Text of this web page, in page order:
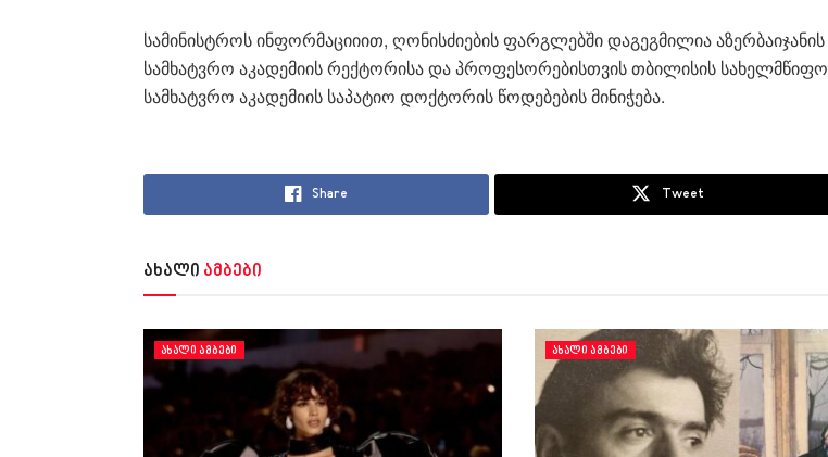
სამინისტროს ინფორმაციიით, ღონისძიების ფარგლებში დაგეგმილია აზერბაიჯანის
სამხატვრო აკადემიის რექტორისა და პროფესორებისთვის თბილისის სახელმწიფო
სამხატვრო აკადემიის საპატიო დოქტორის წოდებების მინიჭება.
Share Tweet
ახალი ამბები
ᲐᲮᲐᲚᲘ ᲐᲛᲑᲔᲑᲘ ᲐᲮᲐᲚᲘ ᲐᲛᲑᲔᲑᲘ